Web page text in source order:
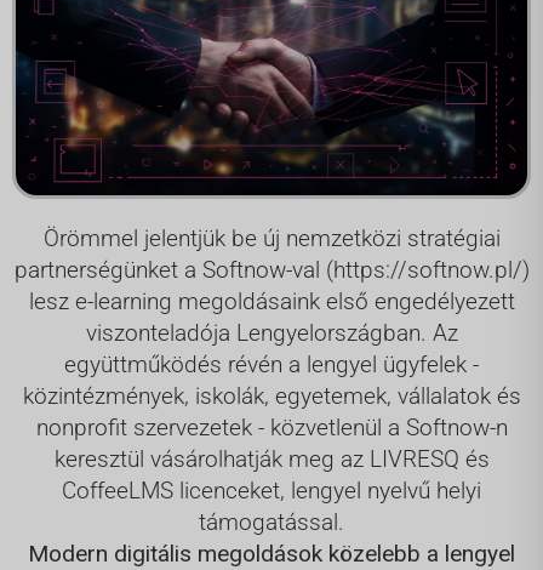
Örömmel jelentjük be új nemzetközi stratégiai
partnerségünket a Softnow-val (https://softnow.pl/)
lesz e-learning megoldásaink első engedélyezett
viszonteladója Lengyelországban. Az
együttműködés révén a lengyel ügyfelek -
közintézmények, iskolák, egyetemek, vállalatok és
nonprofit szervezetek - közvetlenül a Softnow-n
keresztül vásárolhatják meg az LIVRESQ és
CoffeeLMS licenceket, lengyel nyelvű helyi
támogatással.
Modern digitális megoldások közelebb a lengyel